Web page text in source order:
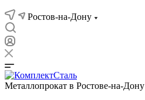
Ростов-на-Дону
Металлопрокат в Ростове-на-Дону